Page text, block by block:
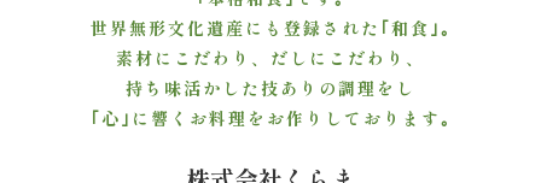
世界無形文化遺産にも登録された｢和食｣｡
素材にこだわり、だしにこだわり、
持ち味活かした技ありの調理をし
｢心｣に響くお料理をお作りしております｡